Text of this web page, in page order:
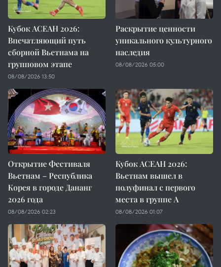
Кубок АСЕАН 2026:
Впечатляющий путь
сборной Вьетнама на
групповом этапе
08/08/2026 13:50
Раскрытие ценности
уникального культурного
наследия
08/08/2026 05:00
Открытие Фестиваля
Вьетнам – Республика
Корея в городе Дананг
2026 года
08/08/2026 02:23
Кубок АСЕАН 2026:
Вьетнам вышел в
полуфинал с первого
места в группе A
08/08/2026 01:07